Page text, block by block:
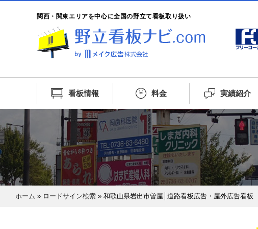
関西・関東エリアを中心に全国の野立て看板取り扱い
看板情報 料金 実績紹介
ホーム » ロードサイン検索 » 和歌山県岩出市曽屋│道路看板広告・屋外広告看板